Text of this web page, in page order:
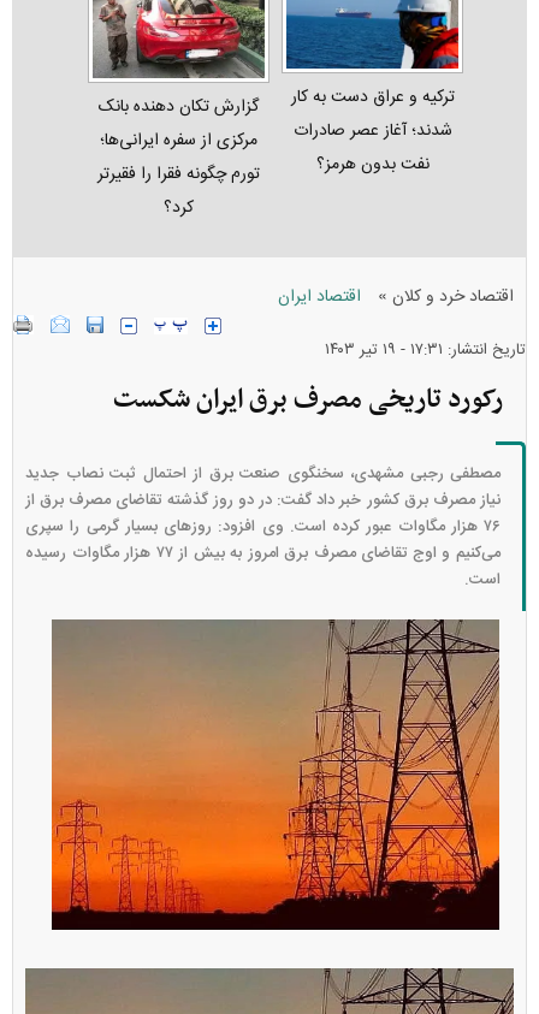
ترکیه و عراق دست به کار
شدند؛ آغاز عصر صادرات
نفت بدون هرمز؟
گزارش تکان‌ دهنده بانک
مرکزی از سفره ایرانی‌ها؛
تورم چگونه فقرا را فقیرتر
کرد؟
اقتصاد خرد و کلان » اقتصاد ایران
تاریخ انتشار: ۱۷:۳۱ - ۱۹ تير ۱۴۰۳
رکورد تاریخی مصرف برق ایران شکست
مصطفی رجبی مشهدی، سخنگوی صنعت برق از احتمال ثبت نصاب جدید
نیاز مصرف برق کشور خبر داد گفت: در دو روز گذشته تقاضای مصرف برق از
۷۶ هزار مگاوات عبور کرده است. وی افزود: روز‌های بسیار گرمی را سپری
می‌کنیم و اوج تقاضای مصرف برق امروز به بیش از ۷۷ هزار مگاوات رسیده
است.